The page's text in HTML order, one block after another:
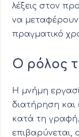
λέξεις στον
να
πραγματικό
Ο ρόλος
Η μνήμη
διατήρηση
κατά τη
επιβαρύνεται,